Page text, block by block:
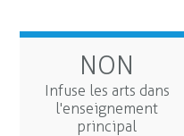
NON
Infuse les arts dans
l'enseignement
principal